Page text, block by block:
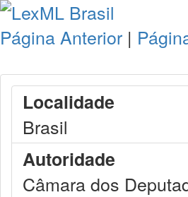
Página Anterior |
Localidade
Brasil
Autoridade
Câmara dos